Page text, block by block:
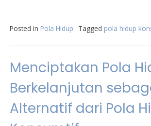
Posted in Pola Hidup Tagged pola hidup
Menciptakan Pola
Berkelanjutan
Alternatif dari Pola